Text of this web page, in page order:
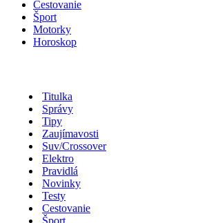
Cestovanie
Šport
Motorky
Horoskop
Titulka
Správy
Tipy
Zaujímavosti
Suv/Crossover
Elektro
Pravidlá
Novinky
Testy
Cestovanie
Šport